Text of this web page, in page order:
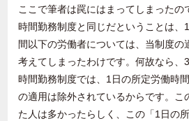
ここで筆者は罠にはまってしまったの
時間勤務制度と同じだということは、
間以下の労働者については、当制度の
考えてしまったわけです。何故なら、
時間勤務制度では、1日の所定労働時
の適用は除外されているからです。こ
た人は多かったらしく、この「1日の